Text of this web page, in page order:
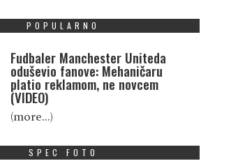
POPULARNO
Fudbaler Manchester Uniteda
oduševio fanove: Mehaničaru
platio reklamom, ne novcem
(VIDEO)
(more…)
SPEC FOTO